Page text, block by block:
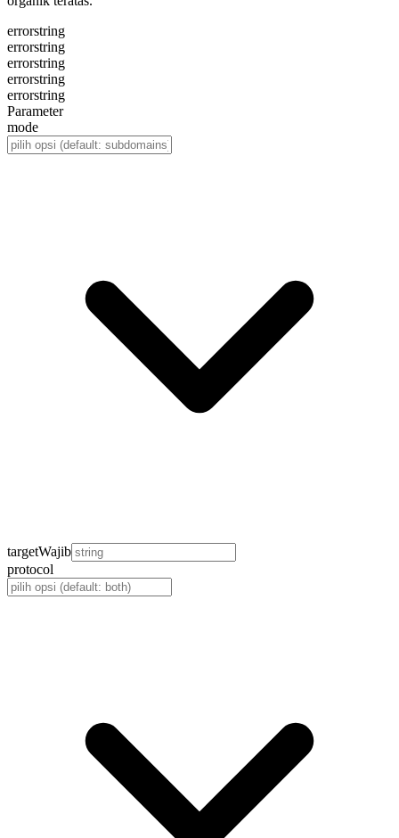
errorstring
errorstring
errorstring
errorstring
errorstring
Parameter
mode
targetWajib
protocol